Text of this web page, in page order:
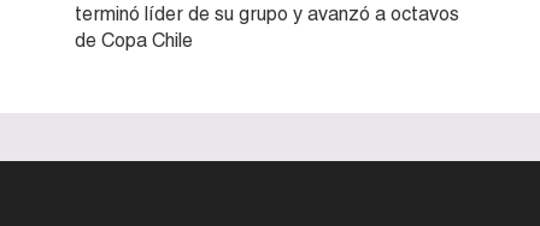
terminó líder de su grupo y avanzó a octavos
de Copa Chile